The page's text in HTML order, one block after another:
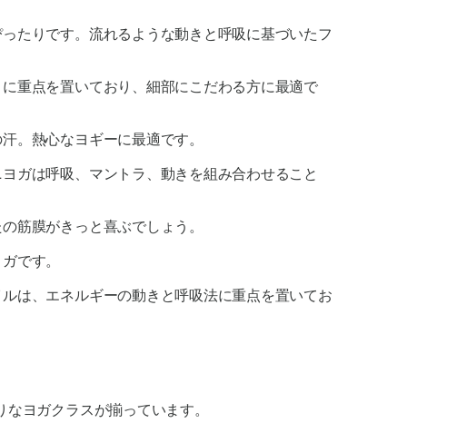
たりです。流れるような動きと呼吸に基づいたフ
重点を置いており、細部にこだわる方に最適で
。熱心なヨギーに最適です。
ガは呼吸、マントラ、動きを組み合わせること
筋膜がきっと喜ぶでしょう。
です。
は、エネルギーの動きと呼吸法に重点を置いてお
ヨガクラスが揃っています。